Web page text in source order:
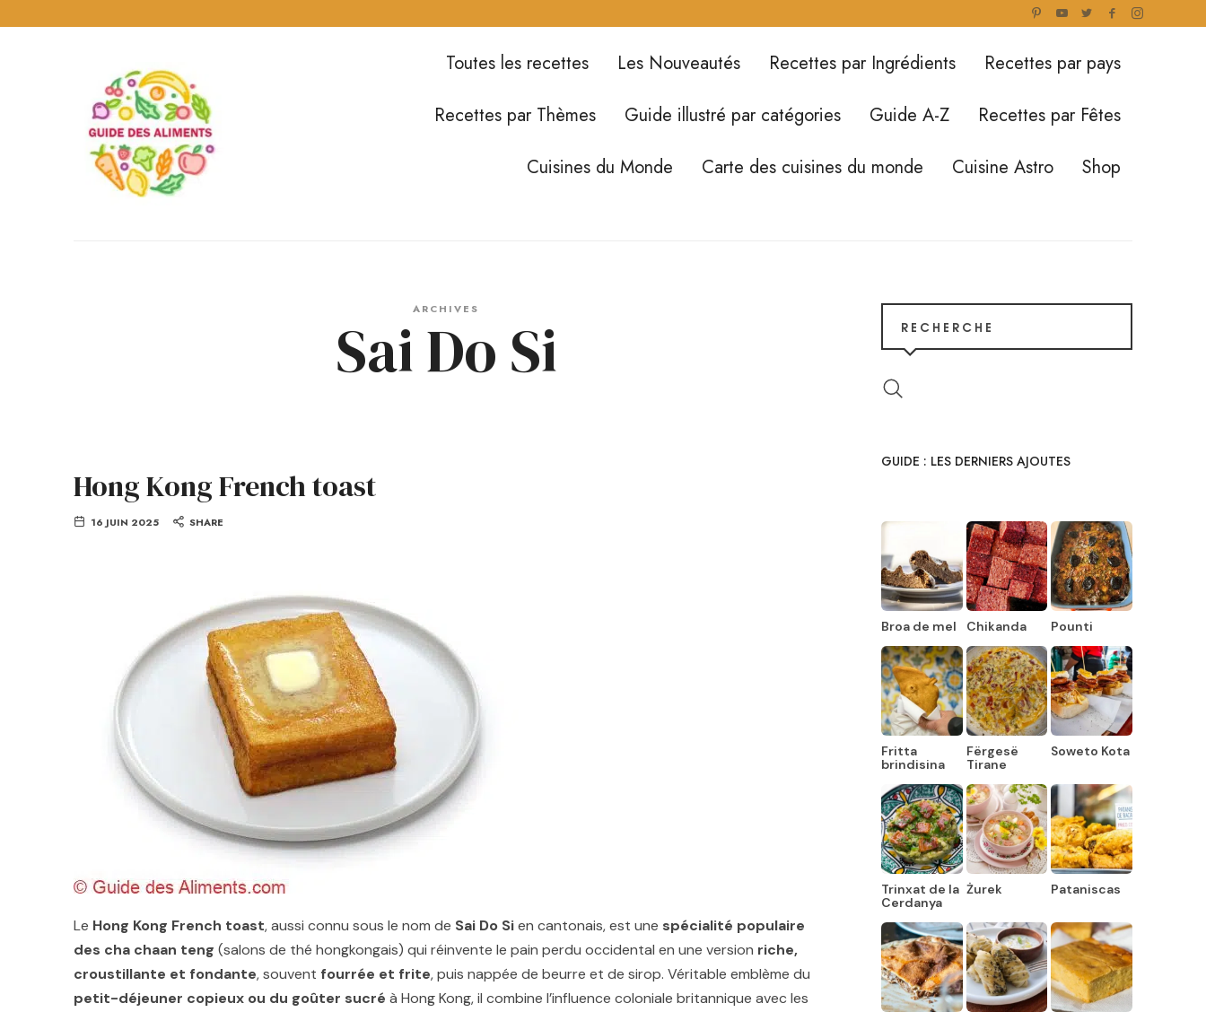
Guide
des
Aliments
Toutes les recettes Les Nouveautés Recettes par Ingrédients
Recettes par pays
Recettes par Thèmes
Guide illustré par catégories Guide A-Z
Recettes par Fêtes
Cuisines du Monde
Carte des cuisines du monde Cuisine Astro Shop
ARCHIVES
Sai Do Si
Hong Kong French toast
16 JUIN 2025 SHARE
Le Hong Kong French toast, aussi connu sous le nom de Sai Do Sien cantonais, est une spécialité populaire
des cha chaan teng (salons de thé hongkongais) qui réinvente le pain perdu occidental en une version riche,
croustillante et fondante, souvent fourrée et frite, puis nappée de beurre et de sirop. Véritable emblème du
petit-déjeuner copieux ou du goûter sucré à Hong Kong, il combine l’influence coloniale britannique avec les
RECHERCHE
GUIDE : LES DERNIERS AJOUTES
Broa de mel Chikanda Pounti
Fritta
brindisina
Fërgesë
Tirane
Soweto Kota
Trinxat de la
Cerdanya
Żurek Pataniscas